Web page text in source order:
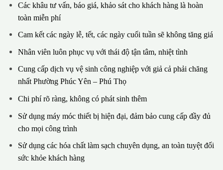
Các khâu tư vấn, báo giá, khảo sát cho khách hàng là hoàn
toàn miễn phí
Cam kết các ngày lễ, tết, các ngày cuối tuần sẽ không tăng giá
Nhân viên luôn phục vụ với thái độ tận tâm, nhiệt tình
Cung cấp dịch vụ vệ sinh công nghiệp với giả cả phải chăng
nhất Phường Phúc Yên – Phú Thọ
Chi phí rõ ràng, không có phát sinh thêm
Sử dụng máy móc thiết bị hiện đại, đảm bảo cung cấp đầy đủ
cho mọi công trình
Sử dụng các hóa chất làm sạch chuyên dụng, an toàn tuyệt đối
sức khỏe khách hàng